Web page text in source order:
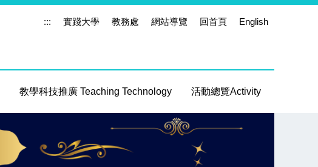
::: 實踐大學 教務處 網站導覽 回首頁 English
教學科技推廣 Teaching Technology 活動總覽Activity